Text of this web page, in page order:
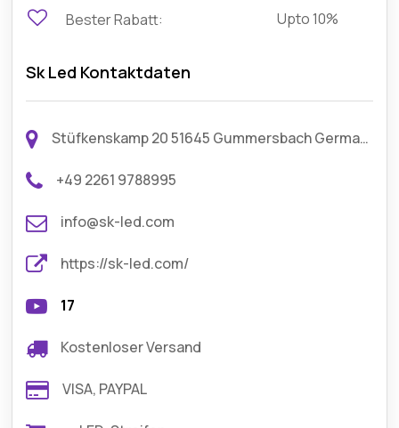
Bester Rabatt:
Upto 10%
Sk Led Kontaktdaten
Stüfkenskamp 20 51645 Gummersbach Germany
+49 2261 9788995
info@sk-led.com
https://sk-led.com/
17
Kostenloser Versand
VISA, PAYPAL